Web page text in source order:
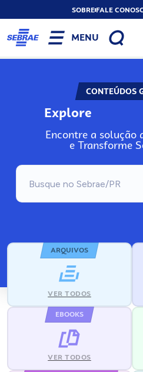
SOBREFALE
MENU
CONTEÚDOS
Explore
Encontre a solução
e Transforme
ARQUIVOS
VER TODOS
EBOOKS
VER TODOS